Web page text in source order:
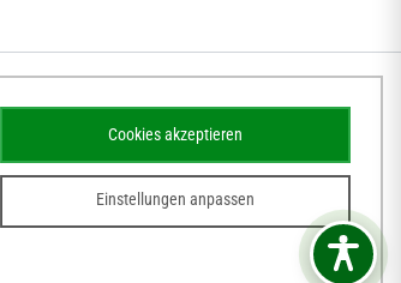
Einstellungen anpassen
Cookies akzeptieren